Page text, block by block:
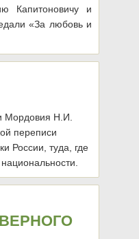
Капитоновичу и
«За любовь и
Мордовия Н.И.
переписи
России, туда, где